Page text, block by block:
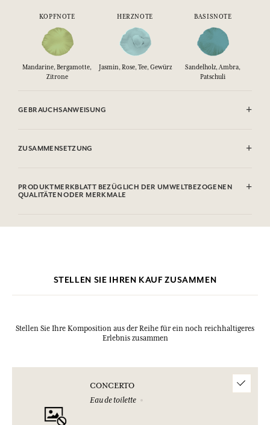
KOPFNOTE HERZNOTE BASISNOTE
Mandarine, Bergamotte,
Zitrone
Jasmin, Rose, Tee, Gewürz
Sandelholz, Ambra,
Patschuli
GEBRAUCHSANWEISUNG
ZUSAMMENSETZUNG
Limonene, Linalool, Coumarin, Citronellol, Citral, Geraniol. Diese
Liste kann Änderungen unterzogen werden, bitte sehen Sie die
PRODUKTMERKBLATT BEZÜGLICH DER UMWELTBEZOGENEN
QUALITÄTEN ODER MERKMALE
STELLEN SIE IHREN KAUF ZUSAMMEN
Stellen Sie Ihre Komposition aus der Reihe für ein noch reichhaltigeres
Erlebnis zusammen
CONCERTO
Eau de toilette